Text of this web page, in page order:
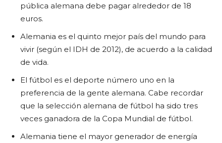
pública alemana debe pagar alrededor de 18
euros.
Alemania es el quinto mejor país del mundo para
vivir (según el IDH de 2012), de acuerdo a la calidad
de vida.
El fútbol es el deporte número uno en la
preferencia de la gente alemana. Cabe recordar
que la selección alemana de fútbol ha sido tres
veces ganadora de la Copa Mundial de fútbol.
Alemania tiene el mayor generador de energía